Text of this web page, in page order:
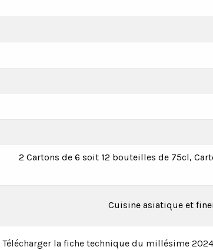
2 Cartons de 6 soit 12 bouteilles de 75cl,
Cuisine asiatique et
Télécharger la fiche technique du millésime 2024